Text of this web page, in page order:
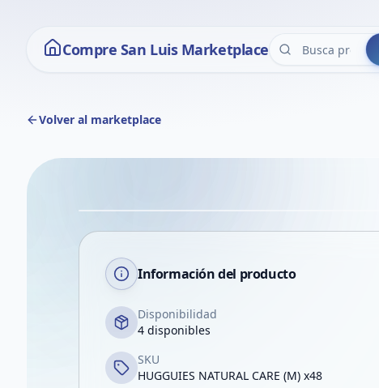
Compre San Luis Marketplace
Volver al marketplace
Información del producto
Disponibilidad
4 disponibles
SKU
HUGGUIES NATURAL CARE (M) x48